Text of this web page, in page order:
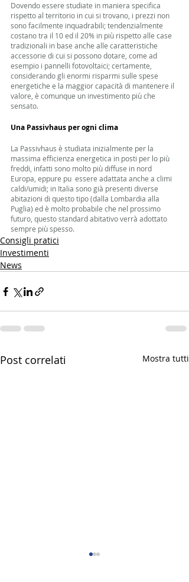
Dovendo essere studiate in maniera specifica
rispetto al territorio in cui si trovano, i prezzi non
sono facilmente inquadrabili; tendenzialmente
costano tra il 10 ed il 20% in più rispetto alle case
tradizionali in base anche alle caratteristiche
accessorie di cui si possono dotare, come ad
esempio i pannelli fotovoltaici; certamente,
considerando gli enormi risparmi sulle spese
energetiche e la maggior capacità di mantenere il
valore, è comunque un investimento più che
sensato.
Una Passivhaus per ogni clima
La Passivhaus è studiata inizialmente per la
massima efficienza energetica in posti per lo più
freddi, infatti sono molto più diffuse in nord
Europa, eppure pu  essere adattata anche a climi
caldi/umidi; in Italia sono già presenti diverse
abitazioni di questo tipo (dalla Lombardia alla
Puglia) ed è molto probabile che nel prossimo
futuro, questo standard abitativo verrà adottato
sempre più spesso.
Consigli pratici
Investimenti
News
Post correlati Mostra tutti